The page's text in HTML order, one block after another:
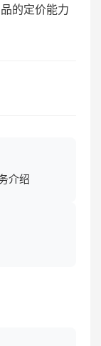
的定价能力
介绍